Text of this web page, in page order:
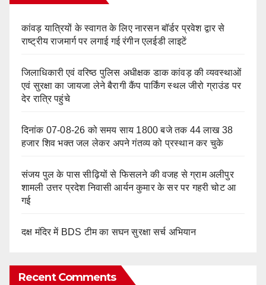
कांवड़ यात्रियों के स्वागत के लिए नारसन बॉर्डर प्रवेश द्वार से
राष्ट्रीय राजमार्ग पर लगाई गई रंगीन एलईडी लाइटें
जिलाधिकारी एवं वरिष्ठ पुलिस अधीक्षक डाक कांवड़ की व्यवस्थाओं
एवं सुरक्षा का जायजा लेने बैरागी कैंप पार्किंग स्थल जीरो ग्राउंड पर
देर रात्रि पहुंचे
दिनांक 07-08-26 को समय साय 1800 बजे तक 44 लाख 38
हजार शिव भक्त जल लेकर अपने गंतव्य को प्रस्थान कर चुके
संजय पुल के पास सीढ़ियों से फिसलने की वजह से ग्राम अलीपुर
शामली उत्तर प्रदेश निवासी आर्यन कुमार के सर पर गहरी चोट आ
गई
दक्ष मंदिर में BDS टीम का सघन सुरक्षा सर्च अभियान
Recent Comments